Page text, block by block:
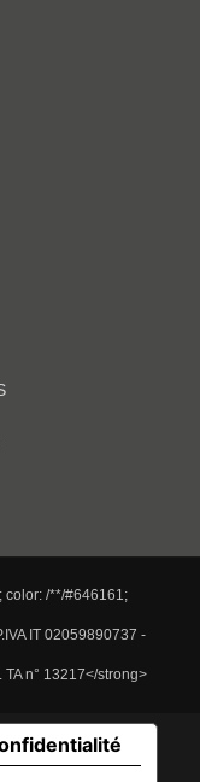
color: /**/#646161;
IT 02059890737 -
n° 13217</strong>